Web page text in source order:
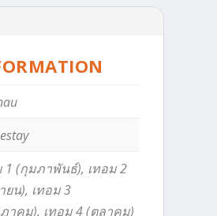
1 (กุมภาพันธ์), เทอม 2
ยน), เทอม 3
าคม), เทอม 4 (ตุลาคม)